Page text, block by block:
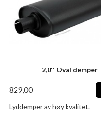
2,0'' Oval demper
829,00
Lyddemper av høy kvalitet.